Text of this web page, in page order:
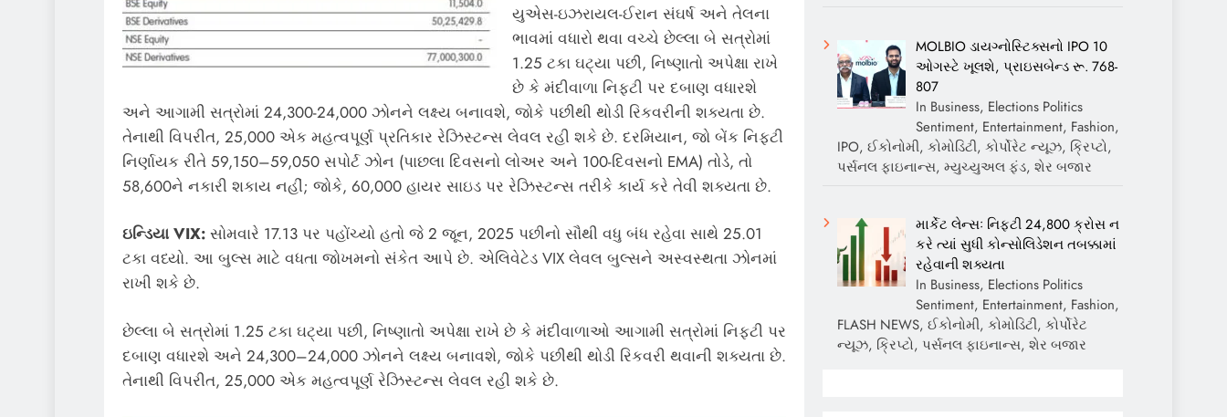
યુએસ-ઇઝરાયલ-ઈરાન સંઘર્ષ અને તેલના
ભાવમાં વધારો થવા વચ્ચે છેલ્લા બે સત્રોમાં
1.25 ટકા ઘટ્યા પછી, નિષ્ણાતો અપેક્ષા રાખે
છે કે મંદીવાળા નિફ્ટી પર દબાણ વધારશે
અને આગામી સત્રોમાં 24,300-24,000 ઝોનને લક્ષ્ય બનાવશે, જોકે પછીથી થોડી રિકવરીની શક્યતા છે.
તેનાથી વિપરીત, 25,000 એક મહત્વપૂર્ણ પ્રતિકાર રેઝિસ્ટન્સ લેવલ રહી શકે છે. દરમિયાન, જો બેંક નિફ્ટી
નિર્ણાયક રીતે 59,150–59,050 સપોર્ટ ઝોન (પાછલા દિવસનો લોઅર અને 100-દિવસનો EMA) તોડે, તો
58,600ને નકારી શકાય નહીં; જોકે, 60,000 હાયર સાઇડ પર રેઝિસ્ટન્સ તરીકે કાર્ય કરે તેવી શક્યતા છે.
ઇન્ડિયા VIX: સોમવારે 17.13 પર પહોંચ્યો હતો જે 2 જૂન, 2025 પછીનો સૌથી વધુ બંધ રહેવા સાથે 25.01
ટકા વધ્યો. આ બુલ્સ માટે વધતા જોખમનો સંકેત આપે છે. એલિવેટેડ VIX લેવલ બુલ્સને અસ્વસ્થતા ઝોનમાં
રાખી શકે છે.
છેલ્લા બે સત્રોમાં 1.25 ટકા ઘટ્યા પછી, નિષ્ણાતો અપેક્ષા રાખે છે કે મંદીવાળાઓ આગામી સત્રોમાં નિફ્ટી પર
દબાણ વધારશે અને 24,300–24,000 ઝોનને લક્ષ્ય બનાવશે, જોકે પછીથી થોડી રિકવરી થવાની શક્યતા છે.
તેનાથી વિપરીત, 25,000 એક મહત્વપૂર્ણ રેઝિસ્ટન્સ લેવલ રહી શકે છે.
MOLBIO ડાયગ્નોસ્ટિક્સનો IPO 10
ઓગસ્ટે ખૂલશે, પ્રાઇસબેન્ડ રૂ. 768-
807
In Business, Elections Politics
Sentiment, Entertainment, Fashion,
IPO, ઈકોનોમી, કોમોડિટી, કોર્પોરેટ ન્યૂઝ, ક્રિપ્ટો,
પર્સનલ ફાઇનાન્સ, મ્યુચ્યુઅલ ફંડ, શેર બજાર
માર્કેટ લેન્સઃ નિફ્ટી 24,800 ક્રોસ ન
કરે ત્યાં સુધી કોન્સોલિડેશન તબક્કામાં
રહેવાની શક્યતા
In Business, Elections Politics
Sentiment, Entertainment, Fashion,
FLASH NEWS, ઈકોનોમી, કોમોડિટી, કોર્પોરેટ
ન્યૂઝ, ક્રિપ્ટો, પર્સનલ ફાઇનાન્સ, શેર બજાર